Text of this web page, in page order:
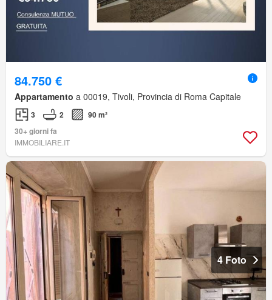
84.750 €
Appartamento a 00019, Tivoli, Provincia di Roma Capitale
3 2
90 m²
30+ giorni fa
IMMOBILIARE.IT
4 Foto